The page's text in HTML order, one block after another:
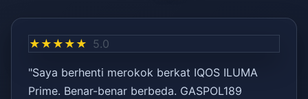
★★★★★ 5.0
"Saya berhenti merokok berkat IQOS ILUMA
Prime. Benar-benar berbeda. GASPOL189